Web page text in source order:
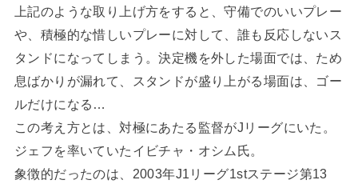
上記のような取り上げ方をすると、守備でのいいプレー
や、積極的な惜しいプレーに対して、誰も反応しないス
タンドになってしまう。決定機を外した場面では、ため
息ばかりが漏れて、スタンドが盛り上がる場面は、ゴー
ルだけになる…
この考え方とは、対極にあたる監督がJリーグにいた。
ジェフを率いていたイビチャ・オシム氏。
象徴的だったのは、2003年J1リーグ1stステージ第13